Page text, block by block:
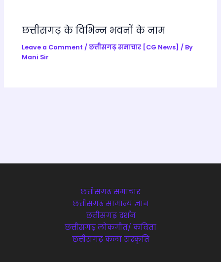
छत्तीसगढ़ के विभिन्न भवनों के नाम
Leave a Comment /छत्तीसगढ़ समाचार [CG News] / By
Mani Sir
छत्तीसगढ़ समाचार
छत्तीसगढ़ सामान्य ज्ञान
छत्तीसगढ़ दर्शन
छत्तीसगढ़ लोकगीत/ कविता
छत्तीसगढ़ कला संस्कृति